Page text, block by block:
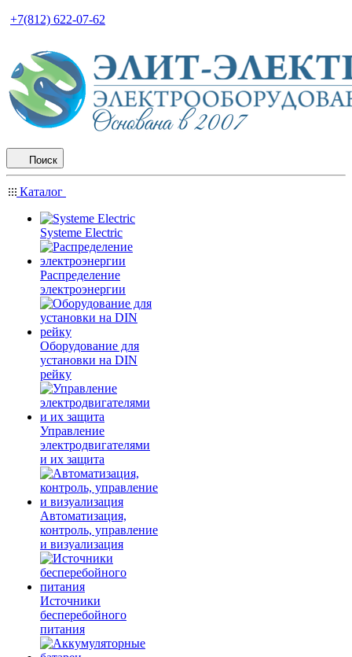
+7(812) 622-07-62
Поиск
Каталог
Systeme Electric
Распределение
электроэнергии
Оборудование для
установки на DIN
рейку
Управление
электродвигателями
и их защита
Автоматизация,
контроль, управление
и визуализация
Источники
бесперебойного
питания